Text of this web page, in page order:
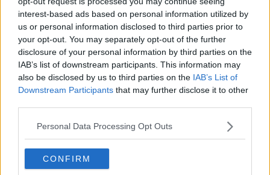
interest-based ads based on personal information utilized by
us or personal information disclosed to third parties prior to
your opt-out. You may separately opt-out of the further
disclosure of your personal information by third parties on the
IAB’s list of downstream participants. This information may
also be disclosed by us to third parties on the IAB’s List of
Downstream Participants that may further disclose it to other
Personal Data Processing Opt Outs
CONFIRM
“Sarà un’estate all’insegna delle novità – ha commentato il
vicesindaco Roberto Manzi - un ricco programma di manifestazioni
che spazia dalla musica al cabaret, pensato per valorizzare il
nostro territorio e offrire a cittadini e turisti serate all'insegna del
divertimento e dello stare insieme”.
Lorenza Burelli - abbiamo scelto di costruire un calendario eventi
che dia maggiore spazio alla cultura, alla famiglia e alla
condivisione, con l’obiettivo di offrire iniziative capaci di coinvolgere
un pubblico sempre più ampio e variegato”.